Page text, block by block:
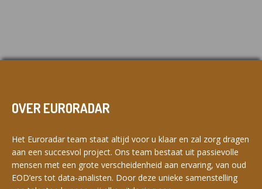
OVER EURORADAR
Het Euroradar team staat altijd voor u klaar en zal zorg dragen
aan een succesvol project. Ons team bestaat uit passievolle
mensen met een grote verscheidenheid aan ervaring, van oud
EOD’ers tot data-analisten. Door deze unieke samenstelling